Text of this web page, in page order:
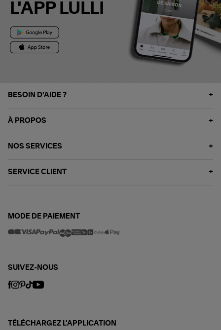
L'APP LULLI
BESOIN D'AIDE ?
À PROPOS
NOS SERVICES
SERVICE CLIENT
MODE DE PAIEMENT
SUIVEZ-NOUS
TÉLÉCHARGEZ L'APPLICATION